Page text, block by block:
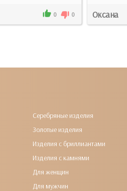
0 0 Оксана
Серебряные изделия
Золотые изделия
Изделия с бриллиантами
Изделия с камнями
Для женщин
Для мужчин